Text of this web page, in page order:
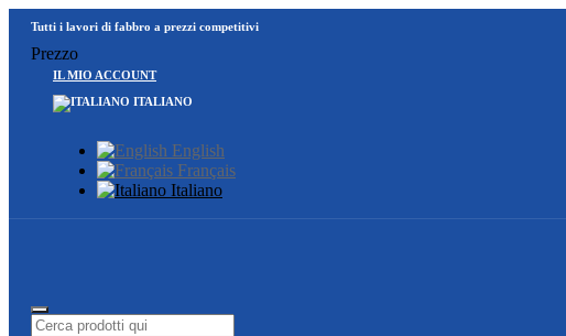
Tutti i lavori di fabbro a prezzi competitivi
Prezzo
IL MIO ACCOUNT
ITALIANO
English
Français
Italiano